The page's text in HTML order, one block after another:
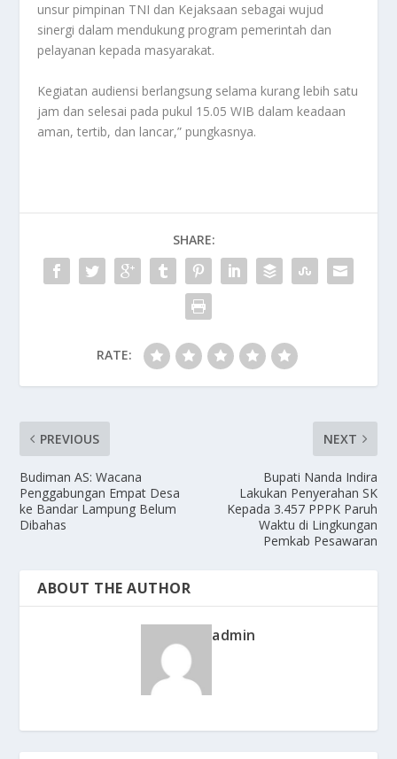
unsur pimpinan TNI dan Kejaksaan sebagai wujud
sinergi dalam mendukung program pemerintah dan
pelayanan kepada masyarakat.
Kegiatan audiensi berlangsung selama kurang lebih satu
jam dan selesai pada pukul 15.05 WIB dalam keadaan
aman, tertib, dan lancar,” pungkasnya.
SHARE:
RATE:
PREVIOUS
Budiman AS: Wacana
Penggabungan Empat Desa
ke Bandar Lampung Belum
Dibahas
NEXT
Bupati Nanda Indira
Lakukan Penyerahan SK
Kepada 3.457 PPPK Paruh
Waktu di Lingkungan
Pemkab Pesawaran
ABOUT THE AUTHOR
admin